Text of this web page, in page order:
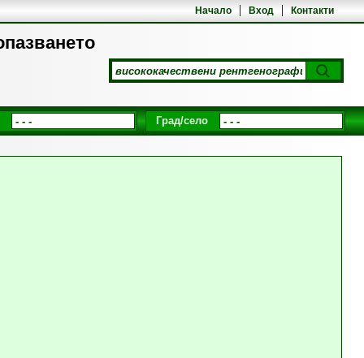
Начало Вход Контакти
Град/село